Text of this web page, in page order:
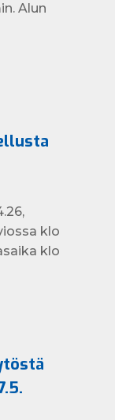
Alun
klo
klo